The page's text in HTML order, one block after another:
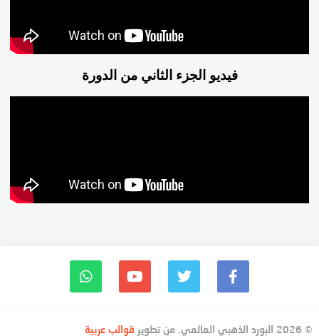
فيديو الجزء الثاني من الدورة
© 2026 البورد الذهبي العالمي. من تطوير قوالب عربية